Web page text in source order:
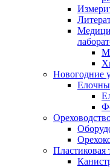
Новогодние
Пластиковая